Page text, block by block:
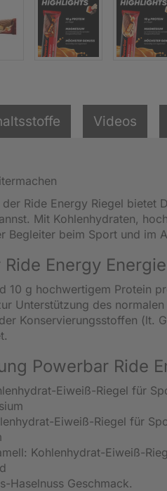
Videos
der Ride Energy Riegel bietet
Mit Kohlenhydraten,
Begleiter beim Sport und im
Energy
10 g hochwertigem Protein
Unterstützung des
Konservierungsstoffen (lt.
Powerbar Ride
Eiweiß-Riegel für
Eiweiß-Riegel für
Kohlenhydrat-Eiweiß-
Haselnuss Geschmack.